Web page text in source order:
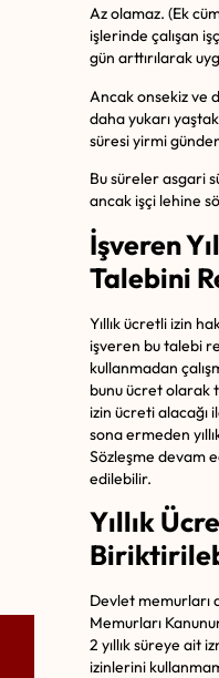
Az olamaz. (Ek
işlerinde çalışan
gün arttırılarak
Ancak onsekiz ve
daha yukarı
süresi yirmi
Bu süreler asgari
ancak işçi lehine
İşveren
Talebini
Yıllık ücretli izin
işveren bu talebi
kullanmadan
bunu ücret olarak
izin ücreti alacağı
sona ermeden
Sözleşme devam
edilebilir.
Yıllık
Devlet memurları
Memurları
2 yıllık süreye ait
izinlerini